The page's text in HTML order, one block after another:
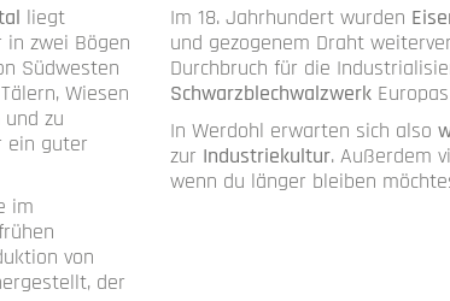
liegt
zwei Bögen
Südwesten
Wiesen
und zu
ein guter
im
von
der
Im 18. Jahrhundert wurden
und gezogenem Draht
Durchbruch für die
Schwarzblechwalzwerk
In Werdohl erwarten sich also
zur Industriekultur. Außerdem
wenn du länger bleiben